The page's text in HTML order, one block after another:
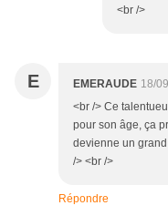
<br />
E EMERAUDE 18/
<br /> Ce
pour son âge, ça
devienne un
/> <br />
Répondre